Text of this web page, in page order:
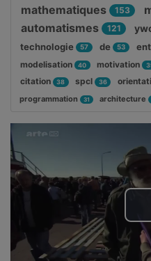
mathematiques 153
automatismes 121
technologie 57 de 53
modelisation 40 motivation
citation 38 spcl 36
programmation 31 architecture